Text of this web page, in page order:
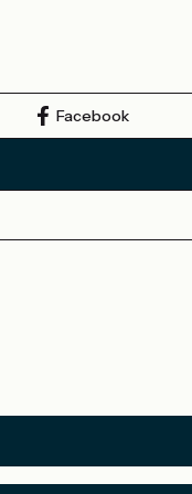
Facebook